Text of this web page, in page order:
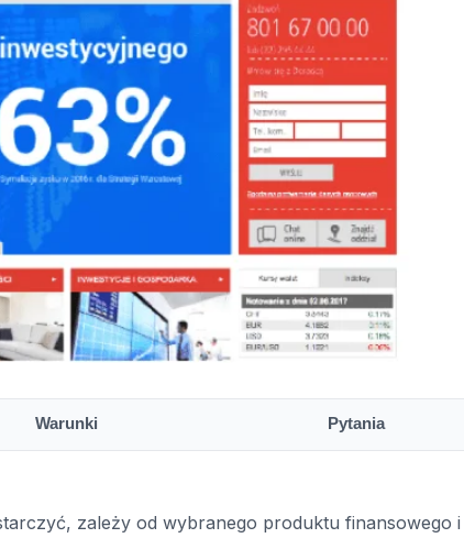
Warunki Pytania
zależy od wybranego produktu finansowego i